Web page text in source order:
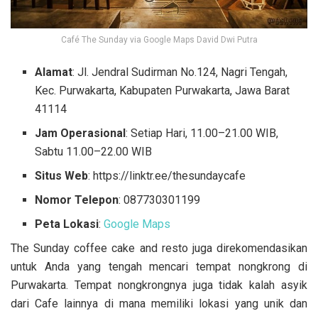
Café The Sunday via Google Maps David Dwi Putra
Alamat: Jl. Jendral Sudirman No.124, Nagri Tengah,
Kec. Purwakarta, Kabupaten Purwakarta, Jawa Barat
41114
Jam Operasional: Setiap Hari, 11.00–21.00 WIB,
Sabtu 11.00–22.00 WIB
Situs Web: https://linktr.ee/thesundaycafe
Nomor Telepon: 087730301199
Peta Lokasi:Google Maps
The Sunday coffee cake and resto juga direkomendasikan
untuk Anda yang tengah mencari tempat nongkrong di
Purwakarta. Tempat nongkrongnya juga tidak kalah asyik
dari Cafe lainnya di mana memiliki lokasi yang unik dan